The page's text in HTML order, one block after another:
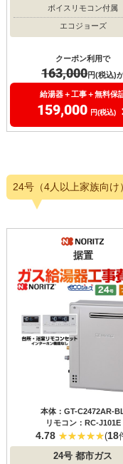
ボイスリモコン付属
エコジョーズ
クーポン利用で
163,000円(税込)
給湯器＋工事＋無料保
159,000 円(税込)
24号（4人以上家族向け）
据置
本体：GT-C2472AR-
リモコン：RC-J101E
4.78 (18
24号 都市ガス